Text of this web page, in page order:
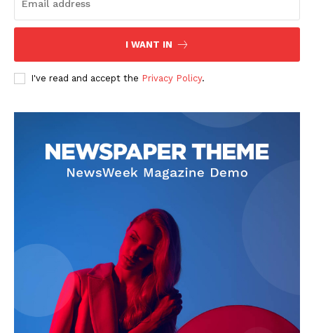
I WANT IN
I've read and accept the Privacy Policy.